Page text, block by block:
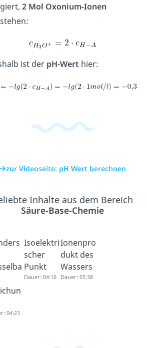
2 Mol Oxonium-Ionen
ist der pH-Wert hier:
zur Videoseite: pH Wert berechnen
Inhalte aus dem Bereich
Säure-Base-Chemie
04:23
Isoelektri
scher
Punkt
Dauer: 04:16
Ionenpro
dukt des
Wassers
Dauer: 05:38